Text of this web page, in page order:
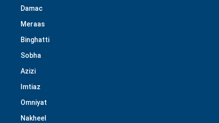
Damac
Meraas
Binghatti
Sobha
Azizi
Imtiaz
Omniyat
Nakheel